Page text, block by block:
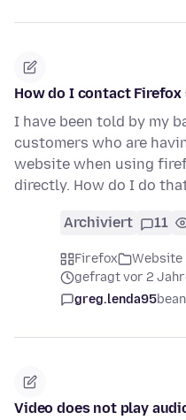
How do I contact
I have been told by my
customers who are
website when using
directly. How do I do
Archiviert 11
Firefox
Website
gefragt vor 2
greg.lenda95
Video does not play